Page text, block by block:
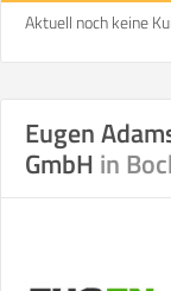
Aktuell noch keine
Eugen
GmbH in